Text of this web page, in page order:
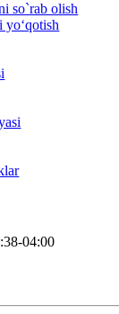
so`rab olish
yo‘qotish
04:00